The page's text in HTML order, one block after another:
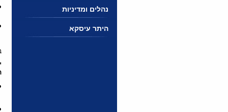
נהלים ומדיניות
היתר עיסקא